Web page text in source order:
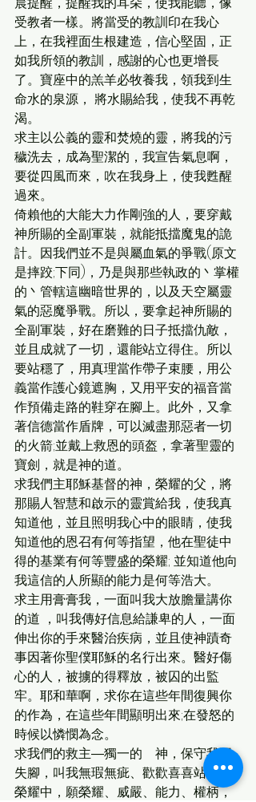
受教者一樣。將當受的教訓印在我心
上，在我裡面生根建造，信心堅固，正
如我所領的教訓，感謝的心也更增長
了。寶座中的羔羊必牧養我，領我到生
命水的泉源， 將水賜給我，使我不再乾
渴。
求主以公義的靈和焚燒的靈，將我的污
穢洗去，成為聖潔的，我宣告:氣息啊，
要從四風而來，吹在我身上，使我甦醒
過來。
倚賴他的大能大力作剛強的人，要穿戴
神所賜的全副軍裝，就能抵擋魔鬼的詭
計。因我們並不是與屬血氣的爭戰(原文
是摔跤;下同)，乃是與那些執政的丶掌權
的丶管轄這幽暗世界的，以及天空屬靈
氣的惡魔爭戰。所以，要拿起神所賜的
全副軍裝，好在磨難的日子抵擋仇敵，
並且成就了一切，還能站立得住。所以
要站穩了，用真理當作帶子束腰，用公
義當作護心鏡遮胸，又用平安的福音當
作預備走路的鞋穿在腳上。此外，又拿
著信德當作盾牌，可以滅盡那惡者一切
的火箭;並戴上救恩的頭盔，拿著聖靈的
寶劍，就是神的道。
求我們主耶穌基督的神，榮耀的父，將
那賜人智慧和啟示的靈賞給我，使我真
知道他，並且照明我心中的眼睛，使我
知道他的恩召有何等指望，他在聖徒中
得的基業有何等豐盛的榮耀; 並知道他向
我這信的人所顯的能力是何等浩大。
求主用膏膏我，一面叫我大放膽量講你
的道 ，叫我傳好信息給謙卑的人，一面
伸出你的手來醫治疾病，並且使神蹟奇
事因著你聖僕耶穌的名行出來。醫好傷
心的人，被擄的得釋放，被囚的出監
牢。耶和華啊，求你在這些年間復興你
的作為，在這些年間顯明出來;在發怒的
時候以憐憫為念。
求我們的救主―獨一的　神，保守我不
失腳，叫我無瑕無疵、歡歡喜喜站在他
榮耀中，願榮耀、威嚴、能力、權柄，